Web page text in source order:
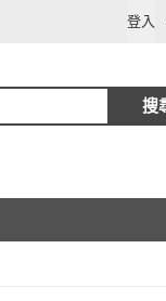
登入
搜